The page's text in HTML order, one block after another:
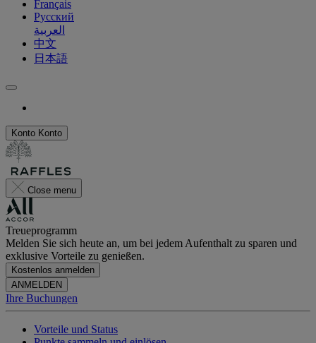
Français
Русский
العربية
中文
日本語
Konto Konto
Close menu
Treueprogramm
Melden Sie sich heute an, um bei jedem Aufenthalt zu sparen und
exklusive Vorteile zu genießen.
Kostenlos anmelden
ANMELDEN
Ihre Buchungen
Vorteile und Status